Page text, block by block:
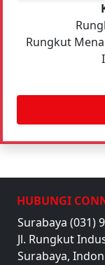
Rungkut
HUBUNGI
Surabaya (031)
Jl. Rungkut
Surabaya,